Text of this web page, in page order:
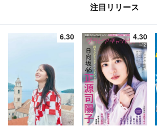
注目リリース
6.30 4.30